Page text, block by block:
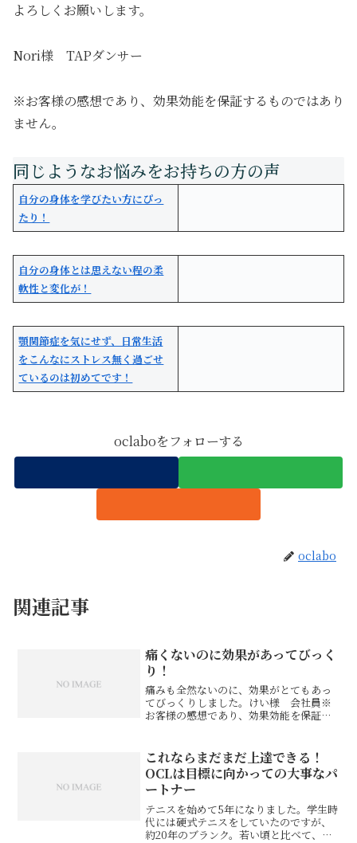
よろしくお願いします。
Nori様 TAPダンサー
※お客様の感想であり、効果効能を保証するものではあり
ません。
自分の身体を学びたい方にぴっ
たり！
自分の身体とは思えない程の柔
軟性と変化が！
顎関節症を気にせず、日常生活
をこんなにストレス無く過ごせ
ているのは初めてです！
oclaboをフォローする
oclabo
関連記事
痛くないのに効果があってびっく
り！
痛みも全然ないのに、効果がとてもあっ
てびっくりしました。けい様 会社員※
お客様の感想であり、効果効能を保証す
方にぴったり！顎関節症を気にせず、日
常生活をこんなにストレス...
これならまだまだ上達できる！
OCLは目標に向かっての大事なパ
ートナー
テニスを始めて5年になりました。学生時
代には硬式テニスをしていたのですが、
約20年のブランク。若い頃と比べて、身